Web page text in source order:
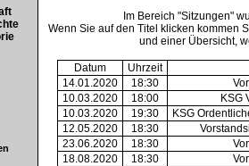
Im Bereich "Sitzungen"
Wenn Sie auf den Titel klicken kommen
und einer Übersicht,
Datum
Uhrzeit
14.01.2020
18:30
10.03.2020
18:00
KSG
10.03.2020
19:30
KSG
12.05.2020
18:30
23.06.2020
18:30
18.08.2020
18:30